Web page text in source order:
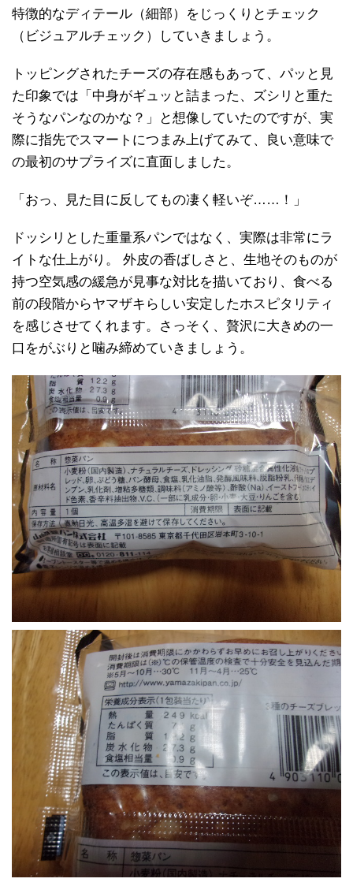
特徴的なディテール（細部）をじっくりとチェック
（ビジュアルチェック）していきましょう。
トッピングされたチーズの存在感もあって、パッと見
た印象では「中身がギュッと詰まった、ズシリと重た
そうなパンなのかな？」と想像していたのですが、実
際に指先でスマートにつまみ上げてみて、良い意味で
の最初のサプライズに直面しました。
「おっ、見た目に反してもの凄く軽いぞ……！」
ドッシリとした重量系パンではなく、実際は非常にラ
イトな仕上がり。 外皮の香ばしさと、生地そのものが
持つ空気感の緩急が見事な対比を描いており、食べる
前の段階からヤマザキらしい安定したホスピタリティ
を感じさせてくれます。さっそく、贅沢に大きめの一
口をがぶりと噛み締めていきましょう。